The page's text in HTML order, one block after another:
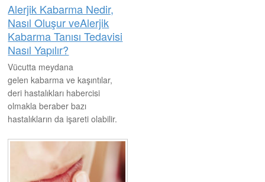
Alerjik Kabarma Nedir,
Nasıl Oluşur veAlerjik
Kabarma Tanısı Tedavisi
Nasıl Yapılır?
Vücutta meydana
gelen kabarma ve kaşıntılar,
deri hastalıkları habercisi
olmakla beraber bazı
hastalıkların da işareti olabilir.
ve kabarmaların sebepleri
mutlaka araştırılmalıdır. Zira bu
problemler çok sık yaşanan